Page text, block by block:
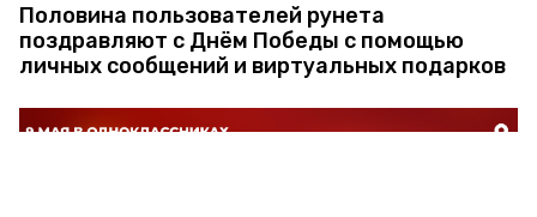
Половина пользователей рунета
поздравляют с Днём Победы с помощью
личных сообщений и виртуальных подарков